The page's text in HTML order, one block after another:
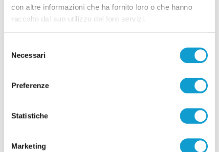
con altre informazioni che ha fornito loro o che hanno
raccolto dal suo utilizzo dei loro servizi.
delNecessari
Preferenze
Statistiche
Marketing